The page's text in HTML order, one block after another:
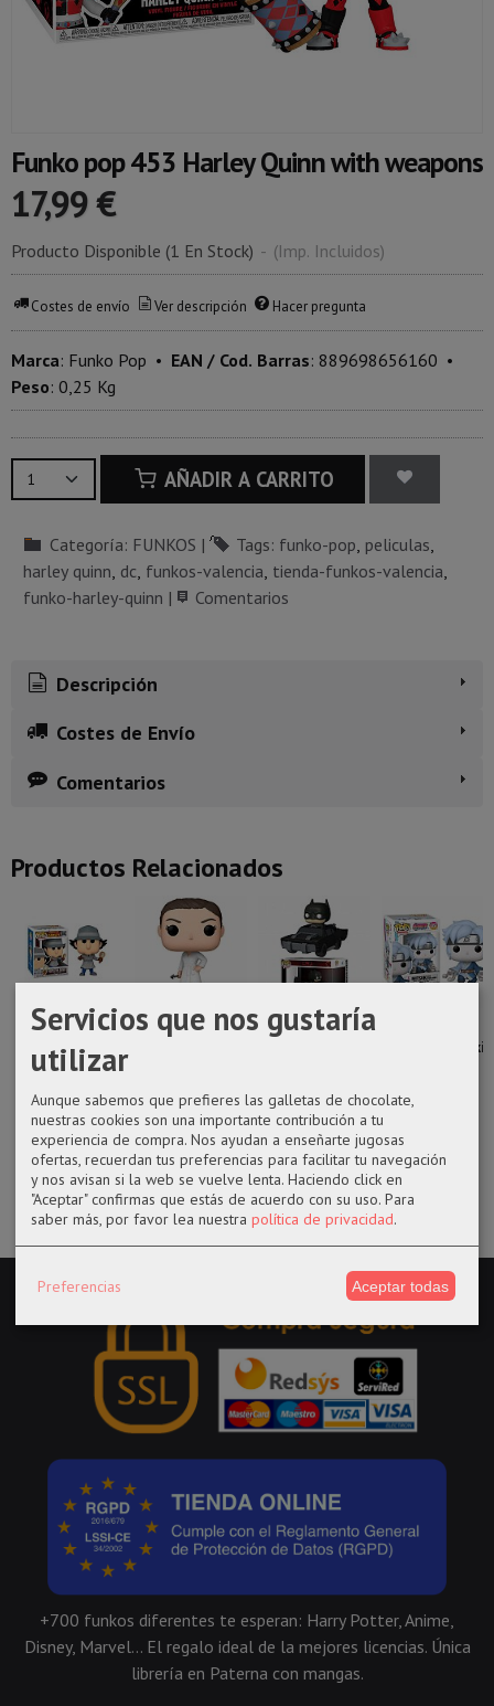
Funko pop 453 Harley Quinn with weapons
17,99 €
Producto Disponible (1 En Stock) - (Imp. Incluidos)
Costes de envío Ver descripción Hacer pregunta
Marca: Funko Pop • EAN / Cod. Barras: 889698656160 •
Peso: 0,25 Kg
AÑADIR A CARRITO
Categoría: FUNKOS | Tags: funko-pop peliculas
harley quinn dc funkos-valencia tienda-funkos-valencia
funko-harley-quinn | Comentarios
Descripción
Costes de Envío
Comentarios
Productos Relacionados
Funko pop 892
Inspector
Gadget
14,50 €
funko POP DC
14,50 €
Funko pop 282
44,99 €
1357 Mitsuki
14,50 €
+700 funkos diferentes te esperan: Harry Potter, Anime,
Disney, Marvel... El regalo ideal de la mejores licencias. Única
librería en Paterna con mangas.
Servicios que nos gustaría
utilizar
Aunque sabemos que prefieres las galletas de chocolate,
nuestras cookies son una importante contribución a tu
experiencia de compra. Nos ayudan a enseñarte jugosas
ofertas, recuerdan tus preferencias para facilitar tu navegación
y nos avisan si la web se vuelve lenta. Haciendo click en
"Aceptar" confirmas que estás de acuerdo con su uso. Para
saber más, por favor lea nuestra política de privacidad.
Preferencias Aceptar todas